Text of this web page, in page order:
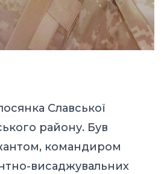
Славської
району. Був
командиром
висаджувальних